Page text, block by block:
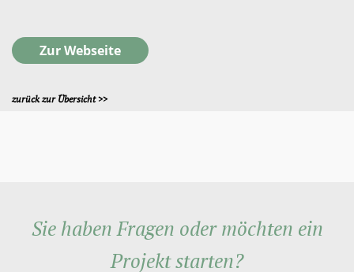
Zur Webseite
zurück zur Übersicht >>
Sie haben Fragen oder möchten ein
Projekt starten?